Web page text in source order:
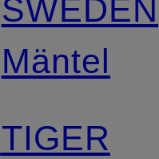
SWEDEN
Mäntel
TIGER